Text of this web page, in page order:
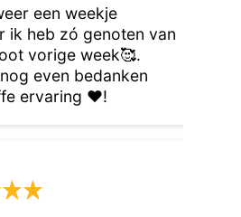
een weekje
ik heb zó genoten van
vorige week🥰.
even bedanken
ervaring ❤️!